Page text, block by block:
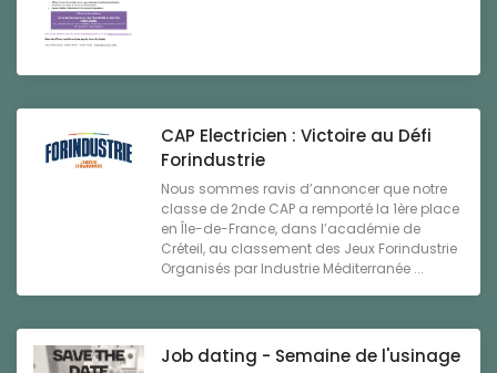
CAP Electricien : Victoire au Défi
Forindustrie
Nous sommes ravis d’annoncer que notre
classe de 2nde CAP a remporté la 1ère place
en Île-de-France, dans l’académie de
Créteil, au classement des Jeux Forindustrie
Organisés par Industrie Méditerranée ...
Job dating - Semaine de l'usinage